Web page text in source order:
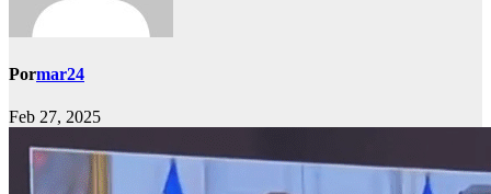
Pormar24
Feb 27, 2025